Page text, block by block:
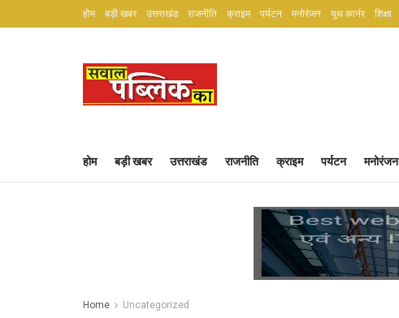
होम बड़ी खबर उत्तराखंड राजनीति क्राइम पर्यटन मनोरंजन यूथ कार्नर शिक्षा
होम बड़ी खबर उत्तराखंड राजनीति क्राइम पर्यटन मनोरंजन
Home Uncategorized